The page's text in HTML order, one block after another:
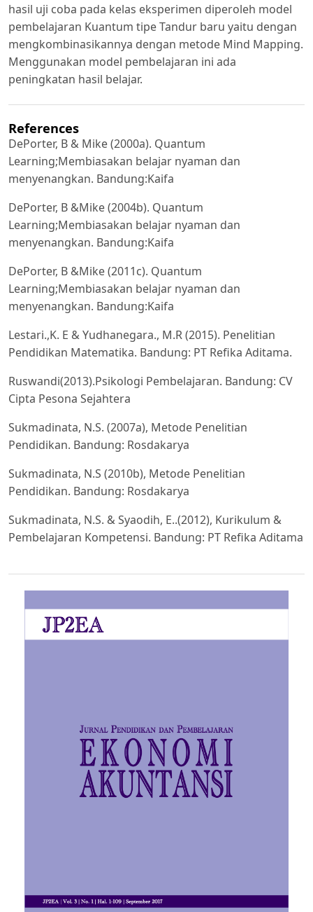
hasil uji coba pada kelas eksperimen diperoleh model
pembelajaran Kuantum tipe Tandur baru yaitu dengan
mengkombinasikannya dengan metode Mind Mapping.
Menggunakan model pembelajaran ini ada
peningkatan hasil belajar.
References
DePorter, B & Mike (2000a). Quantum
Learning;Membiasakan belajar nyaman dan
menyenangkan. Bandung:Kaifa
DePorter, B &Mike (2004b). Quantum
Learning;Membiasakan belajar nyaman dan
menyenangkan. Bandung:Kaifa
DePorter, B &Mike (2011c). Quantum
Learning;Membiasakan belajar nyaman dan
menyenangkan. Bandung:Kaifa
Lestari.,K. E & Yudhanegara., M.R (2015). Penelitian
Pendidikan Matematika. Bandung: PT Refika Aditama.
Ruswandi(2013).Psikologi Pembelajaran. Bandung: CV
Cipta Pesona Sejahtera
Sukmadinata, N.S. (2007a), Metode Penelitian
Pendidikan. Bandung: Rosdakarya
Sukmadinata, N.S (2010b), Metode Penelitian
Pendidikan. Bandung: Rosdakarya
Sukmadinata, N.S. & Syaodih, E..(2012), Kurikulum &
Pembelajaran Kompetensi. Bandung: PT Refika Aditama